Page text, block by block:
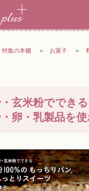
特集の本棚 お菓子
玄米粉ででき
卵・乳製品を